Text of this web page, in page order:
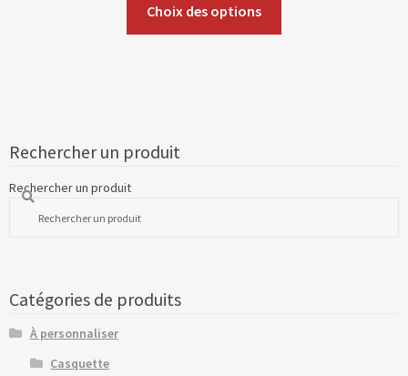
Choix des options
Rechercher un produit
Rechercher un produit
Catégories de produits
À personnaliser
Casquette